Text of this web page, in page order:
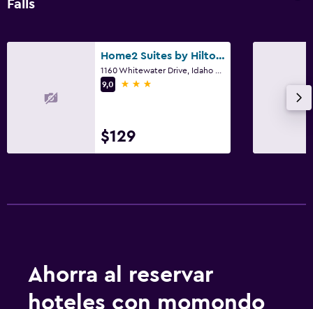
Falls
Home2 Suites by Hilton Idaho Falls
9,0
3 estrellas
$129
Ahorra al reservar
hoteles con momondo